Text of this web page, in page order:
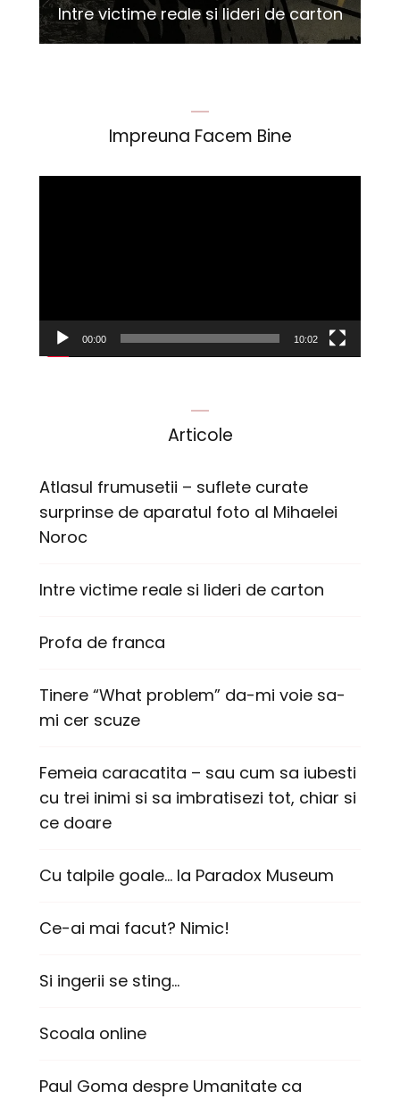
Intre victime reale si lideri de carton
Impreuna Facem Bine
00:00 10:02
Articole
Atlasul frumusetii – suflete curate
surprinse de aparatul foto al Mihaelei
Noroc
Intre victime reale si lideri de carton
Profa de franca
Tinere “What problem” da-mi voie sa-
mi cer scuze
Femeia caracatita – sau cum sa iubesti
cu trei inimi si sa imbratisezi tot, chiar si
ce doare
Cu talpile goale… la Paradox Museum
Ce-ai mai facut? Nimic!
Si ingerii se sting…
Scoala online
Paul Goma despre Umanitate ca